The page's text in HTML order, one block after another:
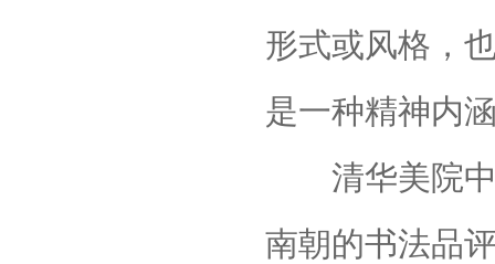
形式或风格，
是一种精神内
清华美院中
南朝的书法品